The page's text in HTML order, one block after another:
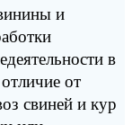
и
в
от
свиней и кур